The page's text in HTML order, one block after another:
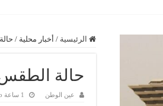
الرئيسية / أخبار محلية /
حالة الطقس
عين الوطن 1 ساعة ago